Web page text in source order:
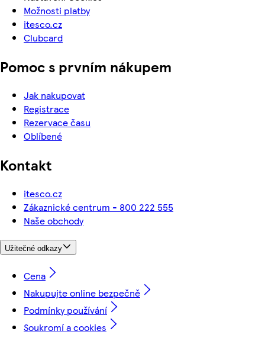
Možnosti platby
itesco.cz
Clubcard
Pomoc s prvním nákupem
Jak nakupovat
Registrace
Rezervace času
Oblíbené
Kontakt
itesco.cz
Zákaznické centrum - 800 222 555
Naše obchody
Užitečné odkazy
Cena
Nakupujte online bezpečně
Podmínky používání
Soukromí a cookies